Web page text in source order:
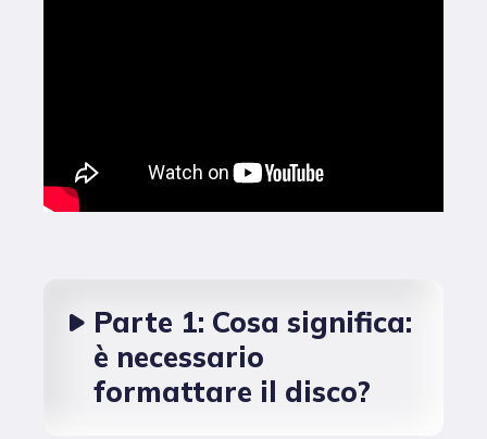
Parte 1: Cosa significa:
è necessario
formattare il disco?